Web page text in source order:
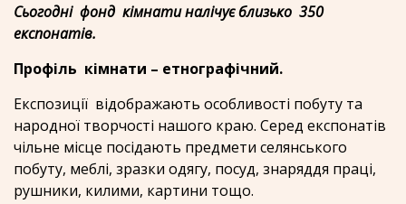
Сьогодні фонд кімнати налічує близько 350
експонатів.
Профіль кімнати – етнографічний.
Експозиції відображають особливості побуту та
народної творчості нашого краю. Серед експонатів
чільне місце посідають предмети селянського
побуту, меблі, зразки одягу, посуд, знаряддя праці,
рушники, килими, картини тощо.